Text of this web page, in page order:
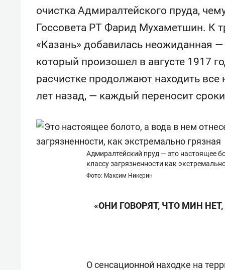
очистка Адмиралтейского пруда,
Госсовета РТ Фарид Мухаметшин.
«Казань» добавилась неожиданная
который произошел в августе 1917
расчистке продолжают находить
лет назад, — каждый переносит
Адмиралтейский пруд — это настоящее
классу загрязненности как
Фото: Максим Никерин
«ОНИ ГОВОРЯТ, ЧТО МИН
О сенсационной находке на
Дизайнер-прораб Наталья
Наседкина: «Ремонт вместе
с мебелью за 2 миллиона –
для меня это челлендж!»
Как
дней